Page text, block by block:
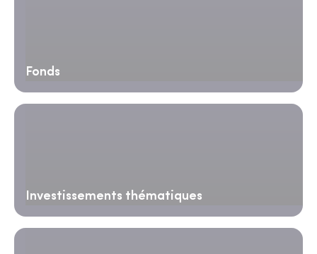
Fonds
Investissements thématiques